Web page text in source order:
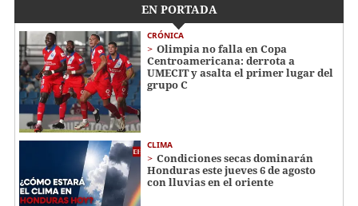
EN PORTADA
CRÓNICA
Olimpia no falla en Copa
Centroamericana: derrota a
UMECIT y asalta el primer lugar del
grupo C
CLIMA
Condiciones secas dominarán
Honduras este jueves 6 de agosto
con lluvias en el oriente